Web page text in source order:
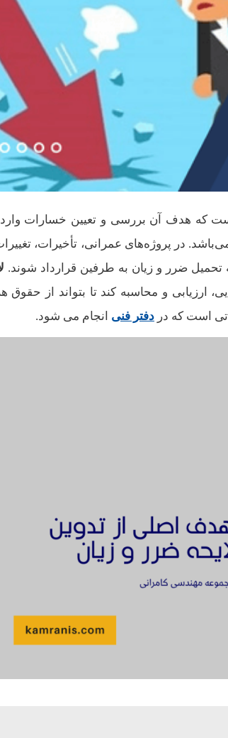
که هدف آن بررسی و تعیین خسارات
در پروژه‌های عمرانی، تأخیرات،
ضرر و زیان به طرفین قرارداد شوند.
و محاسبه کند تا بتواند از حقوق
است که در دفتر فنی انجام می شود.